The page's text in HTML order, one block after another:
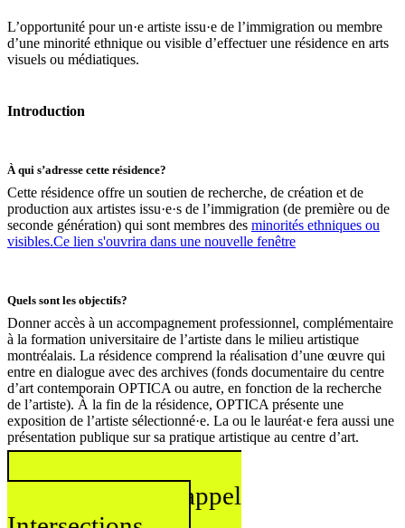
L’opportunité pour un·e artiste issu·e de l’immigration ou membre
d’une minorité ethnique ou visible d’effectuer une résidence en arts
visuels ou médiatiques.
Introduction
À qui s’adresse cette résidence?
Cette résidence offre un soutien de recherche, de création et de
production aux artistes issu·e·s de l’immigration (de première ou de
seconde génération) qui sont membres des minorités ethniques ou
visibles.Ce lien s'ouvrira dans une nouvelle fenêtre
Quels sont les objectifs?
Donner accès à un accompagnement professionnel, complémentaire
à la formation universitaire de l’artiste dans le milieu artistique
montréalais. La résidence comprend la réalisation d’une œuvre qui
entre en dialogue avec des archives (fonds documentaire du centre
d’art contemporain OPTICA ou autre, en fonction de la recherche
de l’artiste). À la fin de la résidence, OPTICA présente une
exposition de l’artiste sélectionné·e. La ou le lauréat·e fera aussi une
présentation publique sur sa pratique artistique au centre d’art.
Consultez l’appel